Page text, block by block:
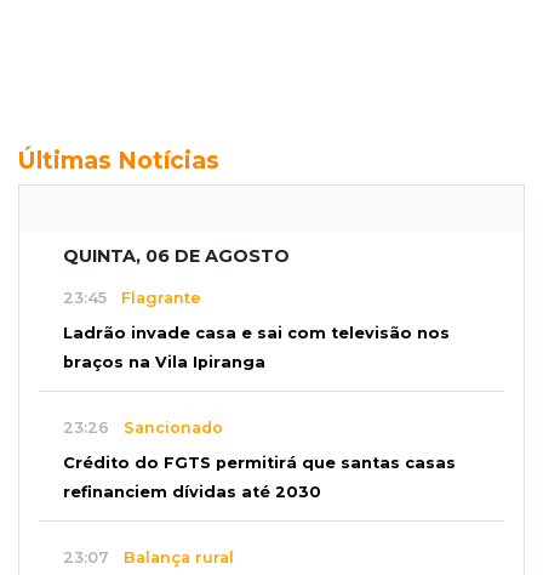
Últimas Notícias
QUINTA, 06 DE AGOSTO
23:45 Flagrante
Ladrão invade casa e sai com televisão nos
braços na Vila Ipiranga
23:26 Sancionado
Crédito do FGTS permitirá que santas casas
refinanciem dívidas até 2030
23:07 Balança rural